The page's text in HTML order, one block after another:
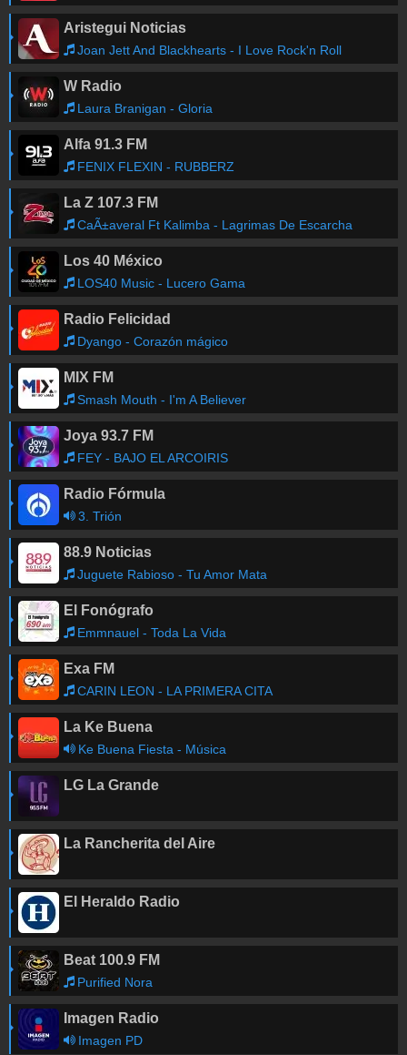
Aristegui Noticias
Joan Jett And Blackhearts - I Love Rock'n Roll
W Radio
Laura Branigan - Gloria
Alfa 91.3 FM
FENIX FLEXIN - RUBBERZ
La Z 107.3 FM
CaÃ±averal Ft Kalimba - Lagrimas De Escarcha
Los 40 México
LOS40 Music - Lucero Gama
Radio Felicidad
Dyango - Corazón mágico
MIX FM
Smash Mouth - I'm A Believer
Joya 93.7 FM
FEY - BAJO EL ARCOIRIS
Radio Fórmula
3. Trión
88.9 Noticias
Juguete Rabioso - Tu Amor Mata
El Fonógrafo
Emmnauel - Toda La Vida
Exa FM
CARIN LEON - LA PRIMERA CITA
La Ke Buena
Ke Buena Fiesta - Música
LG La Grande
La Rancherita del Aire
El Heraldo Radio
Beat 100.9 FM
Purified Nora
Imagen Radio
Imagen PD